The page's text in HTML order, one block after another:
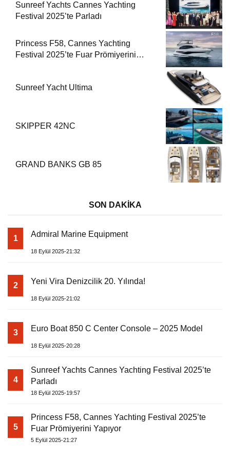
Sunreef Yachts Cannes Yachting
Festival 2025’te Parladı
Princess F58, Cannes Yachting
Festival 2025’te Fuar Prömiyerini
Sunreef Yacht Ultima
SKIPPER 42NC
GRAND BANKS GB 85
SON DAKİKA
1 Admiral Marine Equipment
18 Eylül 2025-21:32
2 Yeni Vira Denizcilik 20. Yılında!
18 Eylül 2025-21:02
3 Euro Boat 850 C Center Console – 2025 Model
18 Eylül 2025-20:28
4
Sunreef Yachts Cannes Yachting Festival 2025’te
Parladı
18 Eylül 2025-19:57
5
Princess F58, Cannes Yachting Festival 2025’te
Fuar Prömiyerini Yapıyor
5 Eylül 2025-21:27